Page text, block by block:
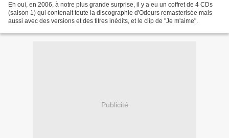
Eh oui, en 2006, à notre plus grande surprise, il y a eu un coffret de 4 CDs
(saison 1) qui contenait toute la discographie d'Odeurs remasterisée mais
aussi avec des versions et des titres inédits, et le clip de "Je m'aime".
Publicité